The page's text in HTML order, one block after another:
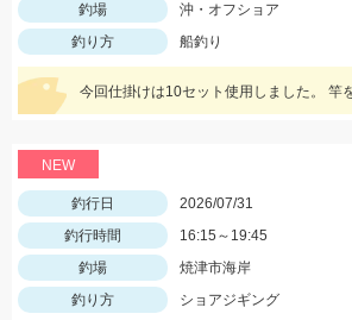
釣場
沖・オフショア
釣り方
船釣り
NEW
釣行日
2026/07/31
釣行時間
16:15～19:45
釣場
焼津市海岸
釣り方
ショアジギング